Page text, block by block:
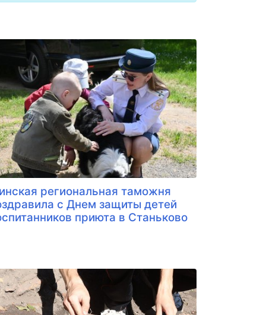
региональная таможня
с Днем защиты детей
приюта в Станьково